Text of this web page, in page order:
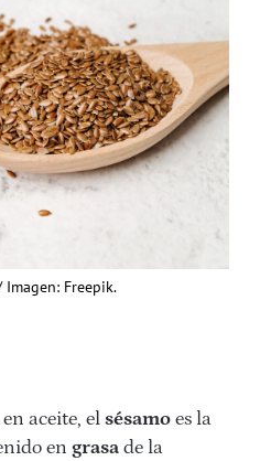
Freepik.
aceite, el sésamo es la
en grasa de la